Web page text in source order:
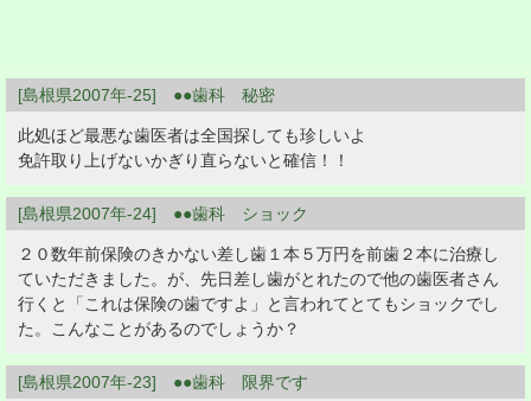
[島根県2007年-25] ●●歯科 秘密
此処ほど最悪な歯医者は全国探しても珍しいよ
免許取り上げないかぎり直らないと確信！！
[島根県2007年-24] ●●歯科 ショック
２０数年前保険のきかない差し歯１本５万円を前歯２本に治療し
ていただきました。が、先日差し歯がとれたので他の歯医者さん
行くと「これは保険の歯ですよ」と言われてとてもショックでし
た。こんなことがあるのでしょうか？
[島根県2007年-23] ●●歯科 限界です